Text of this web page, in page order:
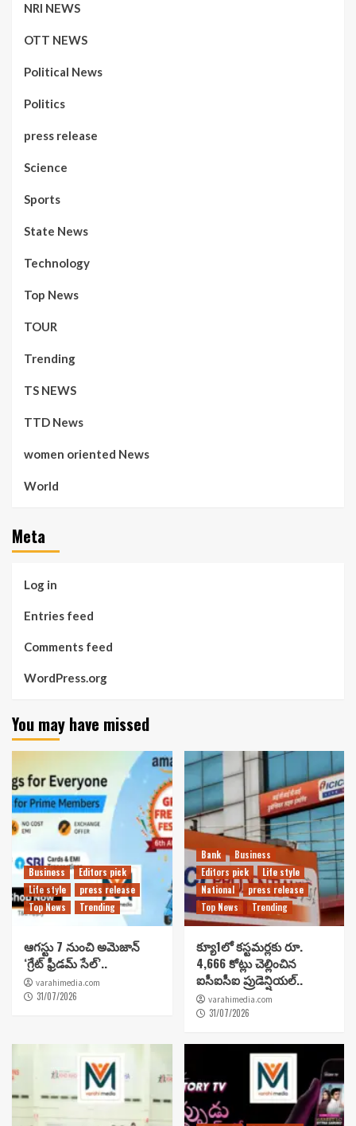
NRI NEWS
OTT NEWS
Political News
Politics
press release
Science
Sports
State News
Technology
Top News
TOUR
Trending
TS NEWS
TTD News
women oriented News
World
Meta
Log in
Entries feed
Comments feed
WordPress.org
You may have missed
Business
Editors pick
Life style
press release
Top News
Trending
ఆగస్టు 7 నుంచి అమెజాన్
‘గ్రేట్ ఫ్రీడమ్ సేల్’..
varahimedia.com
31/07/2026
Bank
Business
Editors pick
Life style
National
press release
Top News
Trending
క్యూ1లో కస్టమర్లకు రూ.
4,666 కోట్లు చెల్లించిన
ఐసీఐసీఐ ప్రుడెన్షియల్..
varahimedia.com
31/07/2026